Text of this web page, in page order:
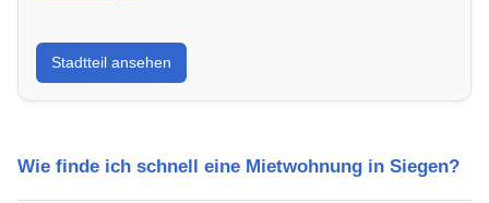
Erfahre mehr über deinen Stadtteil in Siegen:
Lebensqualität, Verkehrsanbindung, Schulen,
Freizeitmöglichkeiten und Mietpreise.
Stadtteil ansehen
Wie finde ich schnell eine Mietwohnung in Siegen?